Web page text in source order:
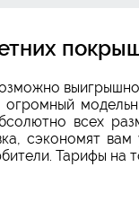
огромный
всех
сэкономят
Тарифы на